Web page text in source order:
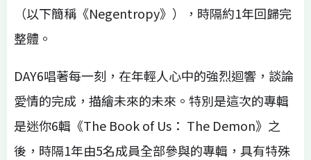
（以下簡稱《Negentropy》），時隔約1年回歸完
整體。
DAY6唱著每一刻，在年輕人心中的強烈迴響，談論
愛情的完成，描繪未來的未來。特別是這次的專輯
是迷你6輯《The Book of Us： The Demon》之
後，時隔1年由5名成員全部參與的專輯，具有特殊